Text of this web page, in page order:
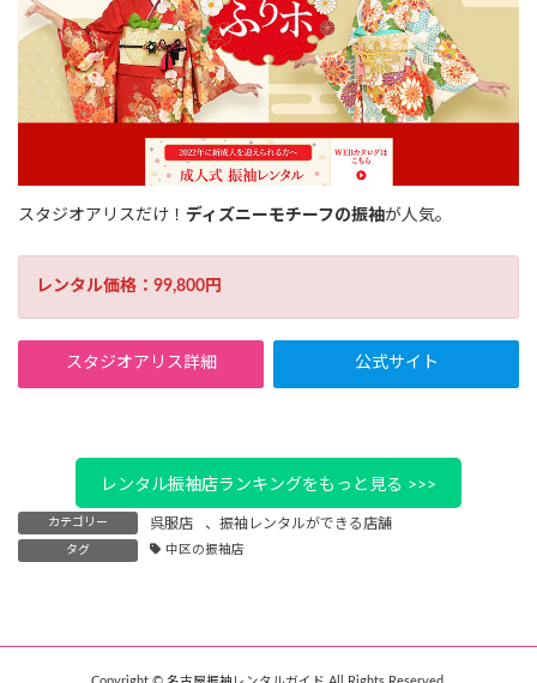
スタジオアリスだけ！ ディズニーモチーフの振袖が人気。
レンタル価格：99,800円
スタジオアリス詳細 公式サイト
レンタル振袖店ランキングをもっと見る >>>
カテゴリー 呉服店 、 振袖レンタルができる店舗
タグ 中区の振袖店